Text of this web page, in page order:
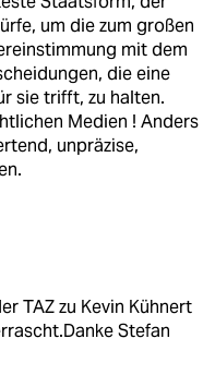
um die zum großen
mit dem
die eine
sie trifft, zu halten.
Medien ! Anders
unpräzise,
TAZ zu Kevin Kühnert
Stefan